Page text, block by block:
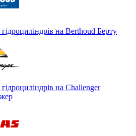
на Berthoud Берту
на Challenger